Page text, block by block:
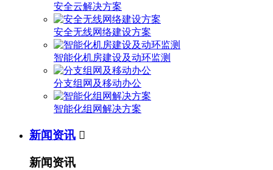
安全云解决方案
安全无线网络建设方案
智能化机房建设及动环监测
分支组网及移动办公
智能化组网解决方案
新闻资讯 
新闻资讯